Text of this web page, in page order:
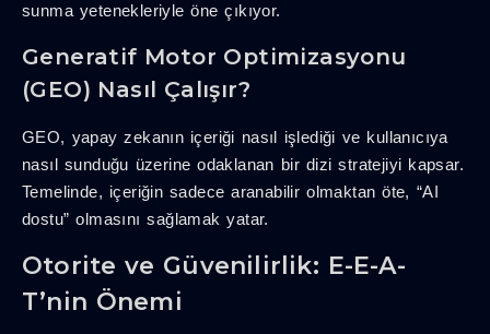
sunma yetenekleriyle öne çıkıyor.
Generatif Motor Optimizasyonu
(GEO) Nasıl Çalışır?
GEO, yapay zekanın içeriği nasıl işlediği ve kullanıcıya
nasıl sunduğu üzerine odaklanan bir dizi stratejiyi kapsar.
Temelinde, içeriğin sadece aranabilir olmaktan öte, “AI
dostu” olmasını sağlamak yatar.
Otorite ve Güvenilirlik: E-E-A-
T’nin Önemi